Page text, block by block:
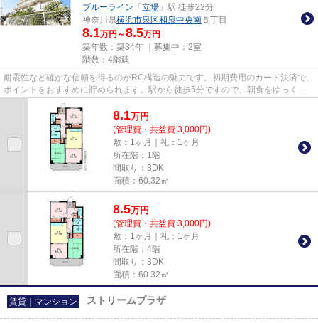
ブルーライン 「 立場 」駅 徒歩22分
神奈川県横浜市泉区和泉中央南 ５丁目
8.1万円～8.5万円
築年数：築34年 ｜募集中： 2室
階数：4階建
耐震性など確かな信頼を得るのがRC構造の魅力です。初期費用のカード決済で、
ポイントをおすすめに貯められます。駅から徒歩5分ですので、朝食をゆっくり
食べる時間が作れます。横浜市...
8.1万円
(管理費・共益費 3,000円)
敷：1ヶ月｜礼：1ヶ月
所在階：1階
間取り：3DK
面積：60.32㎡
8.5万円
(管理費・共益費 3,000円)
敷：1ヶ月｜礼：1ヶ月
所在階：4階
間取り：3DK
面積：60.32㎡
賃貸｜マンション ストリームプラザ